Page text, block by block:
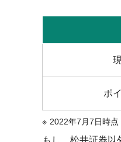
ポ
2022年7月7日時点
もし、松井証券以